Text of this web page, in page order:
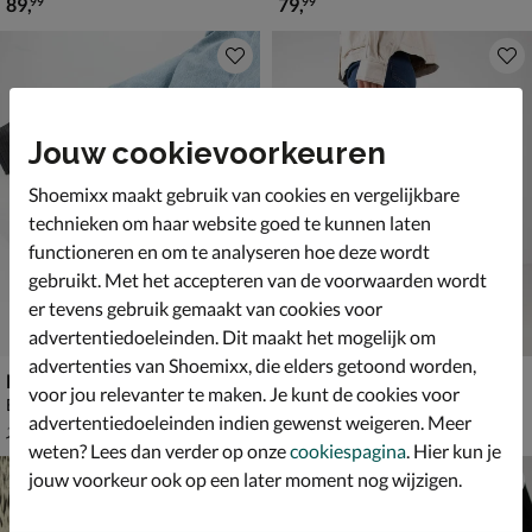
Nelson
Bikerboots - zwart
van € 129,99 voor € 90,99
129,99 90,99
Maruti Gimlet
Veterboots - bruin
van € 109,99 voor € 76,99
109,99 76,99
Jouw cookievoorkeuren
Shoemixx maakt gebruik van cookies en vergelijkbare
technieken om haar website goed te kunnen laten
functioneren en om te analyseren hoe deze wordt
gebruikt. Met het accepteren van de voorwaarden wordt
er tevens gebruik gemaakt van cookies voor
advertentiedoeleinden. Dit maakt het mogelijk om
advertenties van Shoemixx, die elders getoond worden,
voor jou relevanter te maken. Je kunt de cookies voor
advertentiedoeleinden indien gewenst weigeren. Meer
weten? Lees dan verder op onzecookiespagina. Hier kun je
jouw voorkeur ook op een later moment nog wijzigen.